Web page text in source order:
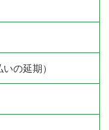
の延期）